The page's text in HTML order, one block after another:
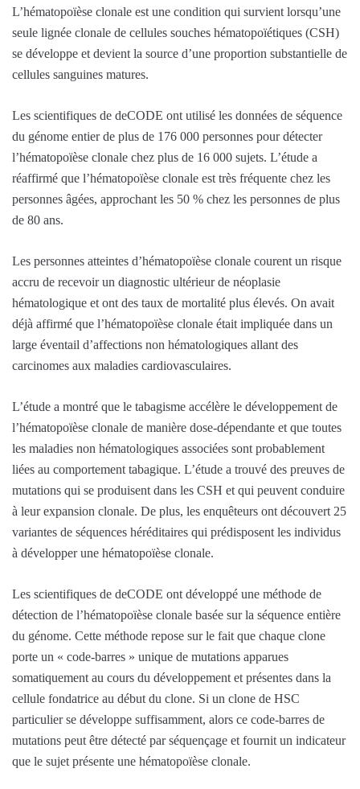
L’hématopoïèse clonale est une condition qui survient lorsqu’une
seule lignée clonale de cellules souches hématopoïétiques (CSH)
se développe et devient la source d’une proportion substantielle de
cellules sanguines matures.
Les scientifiques de deCODE ont utilisé les données de séquence
du génome entier de plus de 176 000 personnes pour détecter
l’hématopoïèse clonale chez plus de 16 000 sujets. L’étude a
réaffirmé que l’hématopoïèse clonale est très fréquente chez les
personnes âgées, approchant les 50 % chez les personnes de plus
de 80 ans.
Les personnes atteintes d’hématopoïèse clonale courent un risque
accru de recevoir un diagnostic ultérieur de néoplasie
hématologique et ont des taux de mortalité plus élevés. On avait
déjà affirmé que l’hématopoïèse clonale était impliquée dans un
large éventail d’affections non hématologiques allant des
carcinomes aux maladies cardiovasculaires.
L’étude a montré que le tabagisme accélère le développement de
l’hématopoïèse clonale de manière dose-dépendante et que toutes
les maladies non hématologiques associées sont probablement
liées au comportement tabagique. L’étude a trouvé des preuves de
mutations qui se produisent dans les CSH et qui peuvent conduire
à leur expansion clonale. De plus, les enquêteurs ont découvert 25
variantes de séquences héréditaires qui prédisposent les individus
à développer une hématopoïèse clonale.
Les scientifiques de deCODE ont développé une méthode de
détection de l’hématopoïèse clonale basée sur la séquence entière
du génome. Cette méthode repose sur le fait que chaque clone
porte un « code-barres » unique de mutations apparues
somatiquement au cours du développement et présentes dans la
cellule fondatrice au début du clone. Si un clone de HSC
particulier se développe suffisamment, alors ce code-barres de
mutations peut être détecté par séquençage et fournit un indicateur
que le sujet présente une hématopoïèse clonale.